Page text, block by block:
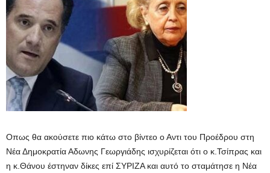
Οπως θα ακούσετε πιο κάτω στο βίντεο ο Αντι του Προέδρου στη
Νέα Δημοκρατία Αδωνης Γεωργιάδης ισχυρίζεται ότι ο κ.Τσίπρας και
η κ.Θάνου έστηναν δίκες επί ΣΥΡΙΖΑ και αυτό το σταμάτησε η Νέα